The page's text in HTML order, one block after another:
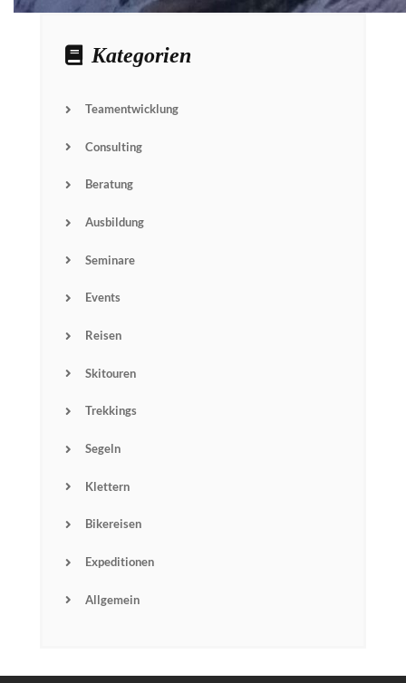
Kategorien
Teamentwicklung
Consulting
Beratung
Ausbildung
Seminare
Events
Reisen
Skitouren
Trekkings
Segeln
Klettern
Bikereisen
Expeditionen
Allgemein